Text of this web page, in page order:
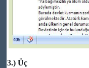
3.) Üç